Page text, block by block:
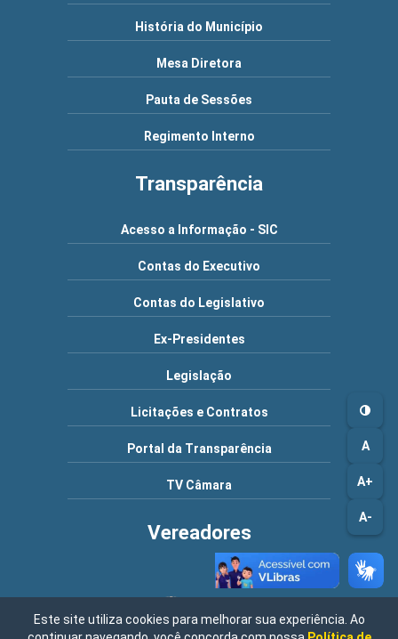
A
A+
A-
História do Município
Mesa Diretora
Pauta de Sessões
Regimento Interno
Transparência
Acesso a Informação - SIC
Contas do Executivo
Contas do Legislativo
Ex-Presidentes
Legislação
Licitações e Contratos
Portal da Transparência
TV Câmara
Vereadores
Este site utiliza cookies para melhorar sua experiência. Ao